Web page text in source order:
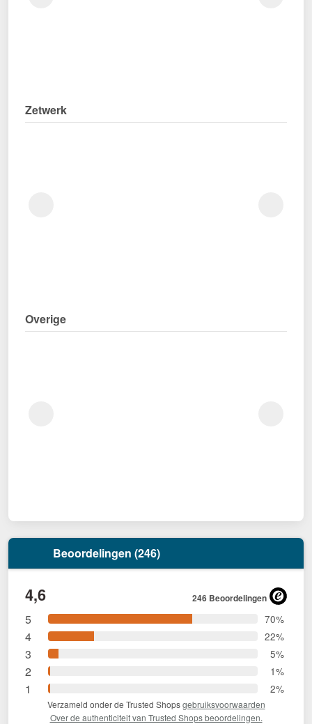
Zetwerk
Overige
Beoordelingen (246)
4,6 246 Beoordelingen
5 70%
4 22%
3 5%
2 1%
1 2%
Verzameld onder de Trusted Shopsgebruiksvoorwaarden
Over de authenticiteit van Trusted Shops beoordelingen.